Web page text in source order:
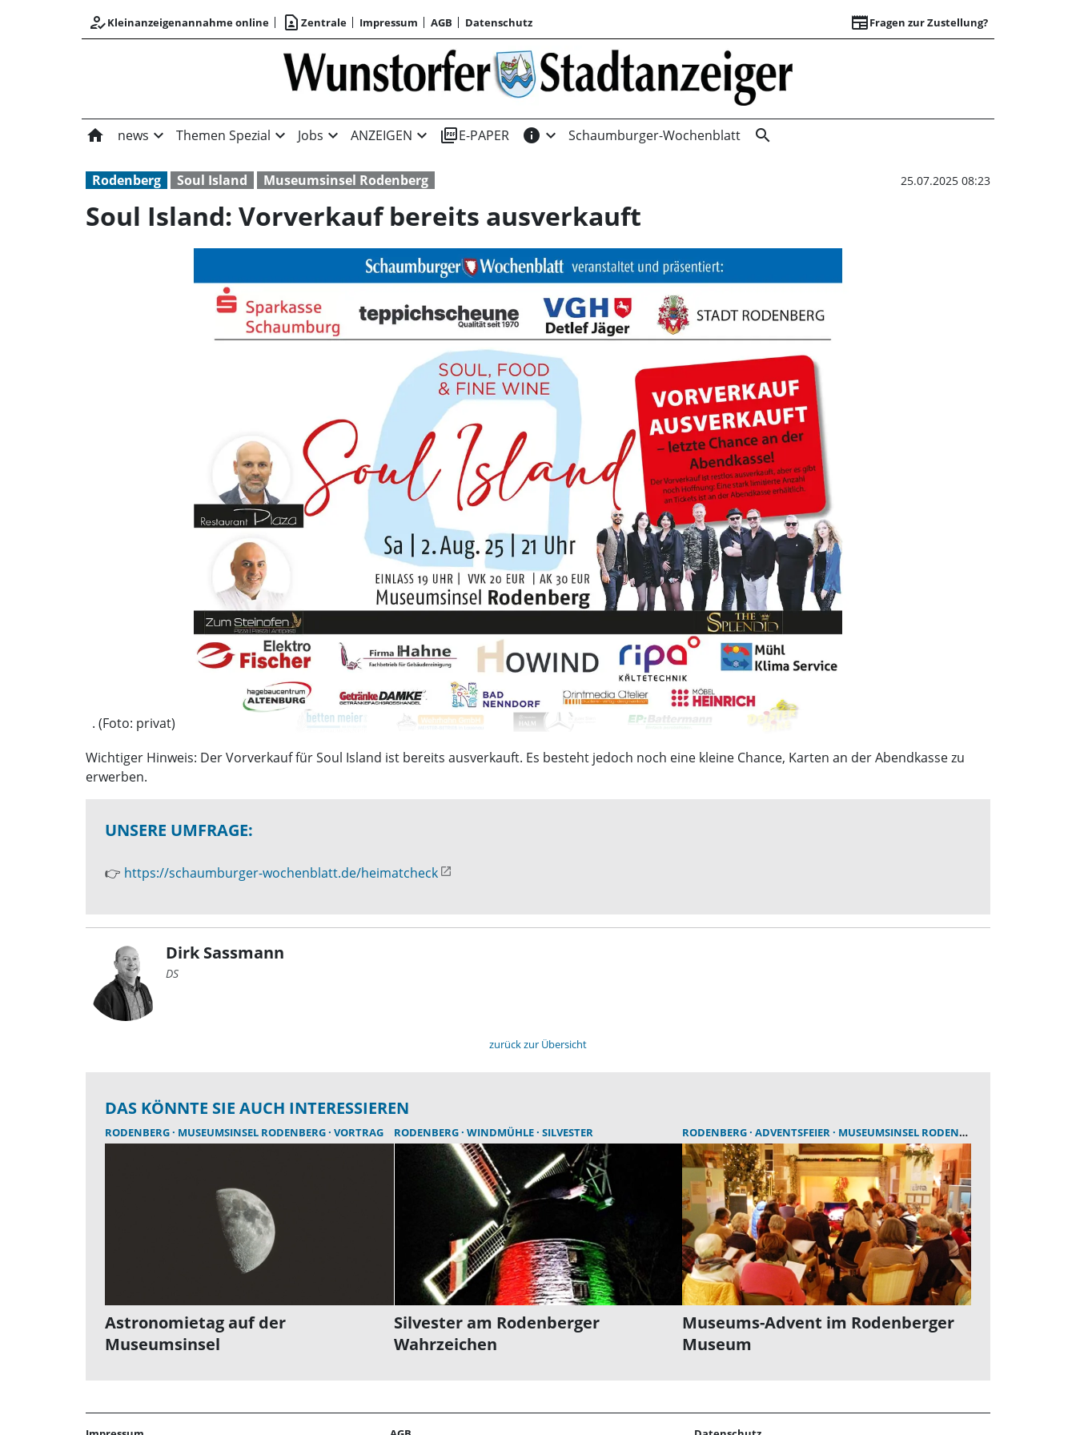
how_to_regKleinanzeigenannahme online contact_page Zentrale Impressum AGB Datenschutz newspaperFragen zur Zustellung?
Soul Island:
home news expand_more Themen Spezial expand_more Jobs expand_more ANZEIGEN expand_more picture_as_pdfE-PAPER info expand_more Schaumburger-Wochenblatt search
Rodenberg Soul Island Museumsinsel Rodenberg 25.07.2025 08:23
Soul Island: Vorverkauf bereits ausverkauft
. (Foto: privat)
Wichtiger Hinweis: Der Vorverkauf für Soul Island ist bereits ausverkauft. Es besteht jedoch noch eine kleine Chance, Karten an der Abendkasse zu
erwerben.
UNSERE UMFRAGE:
👉 https://schaumburger-wochenblatt.de/heimatcheck
Dirk Sassmann
DS
zurück zur Übersicht
DAS KÖNNTE SIE AUCH INTERESSIEREN
RODENBERG MUSEUMSINSEL RODENBERG VORTRAG
Astronomietag auf der
Museumsinsel
RODENBERG WINDMÜHLE SILVESTER
Silvester am Rodenberger
Wahrzeichen
RODENBERG ADVENTSFEIER MUSEUMSINSEL RODENBERG
Museums-Advent im Rodenberger
Museum